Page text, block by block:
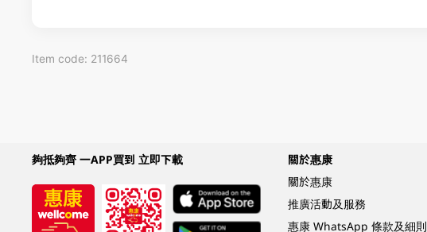
Item code: 211664
夠抵夠齊 一APP買到 立即下載
關於惠康
關於惠康
推廣活動及服務
惠康 WhatsApp 條款及細則